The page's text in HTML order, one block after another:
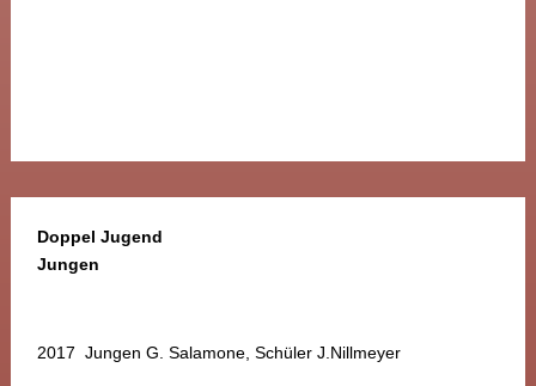
Doppel Jugend
Jungen
2017 Jungen G. Salamone, Schüler J.Nillmeyer